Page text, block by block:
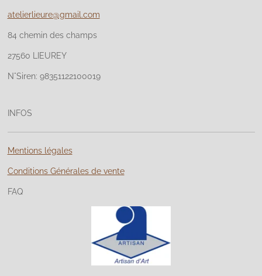
atelierlieure@gmail.com
84 chemin des champs
27560 LIEUREY
N°Siren: 98351122100019
INFOS
Mentions légales
Conditions Générales de vente
FAQ